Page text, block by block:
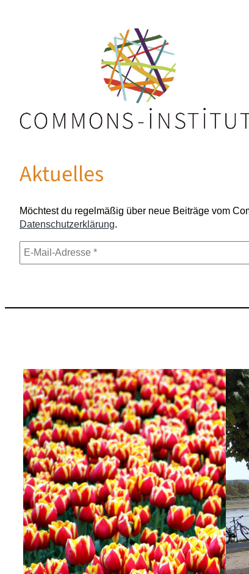
Aktuelles
Möchtest du regelmäßig über neue Beiträge vom
Datenschutzerklärung.